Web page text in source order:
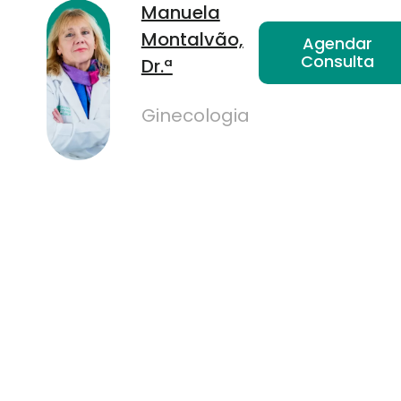
Manuela
Montalvão,
Dr.ª
Ginecologia
Agendar
Consulta